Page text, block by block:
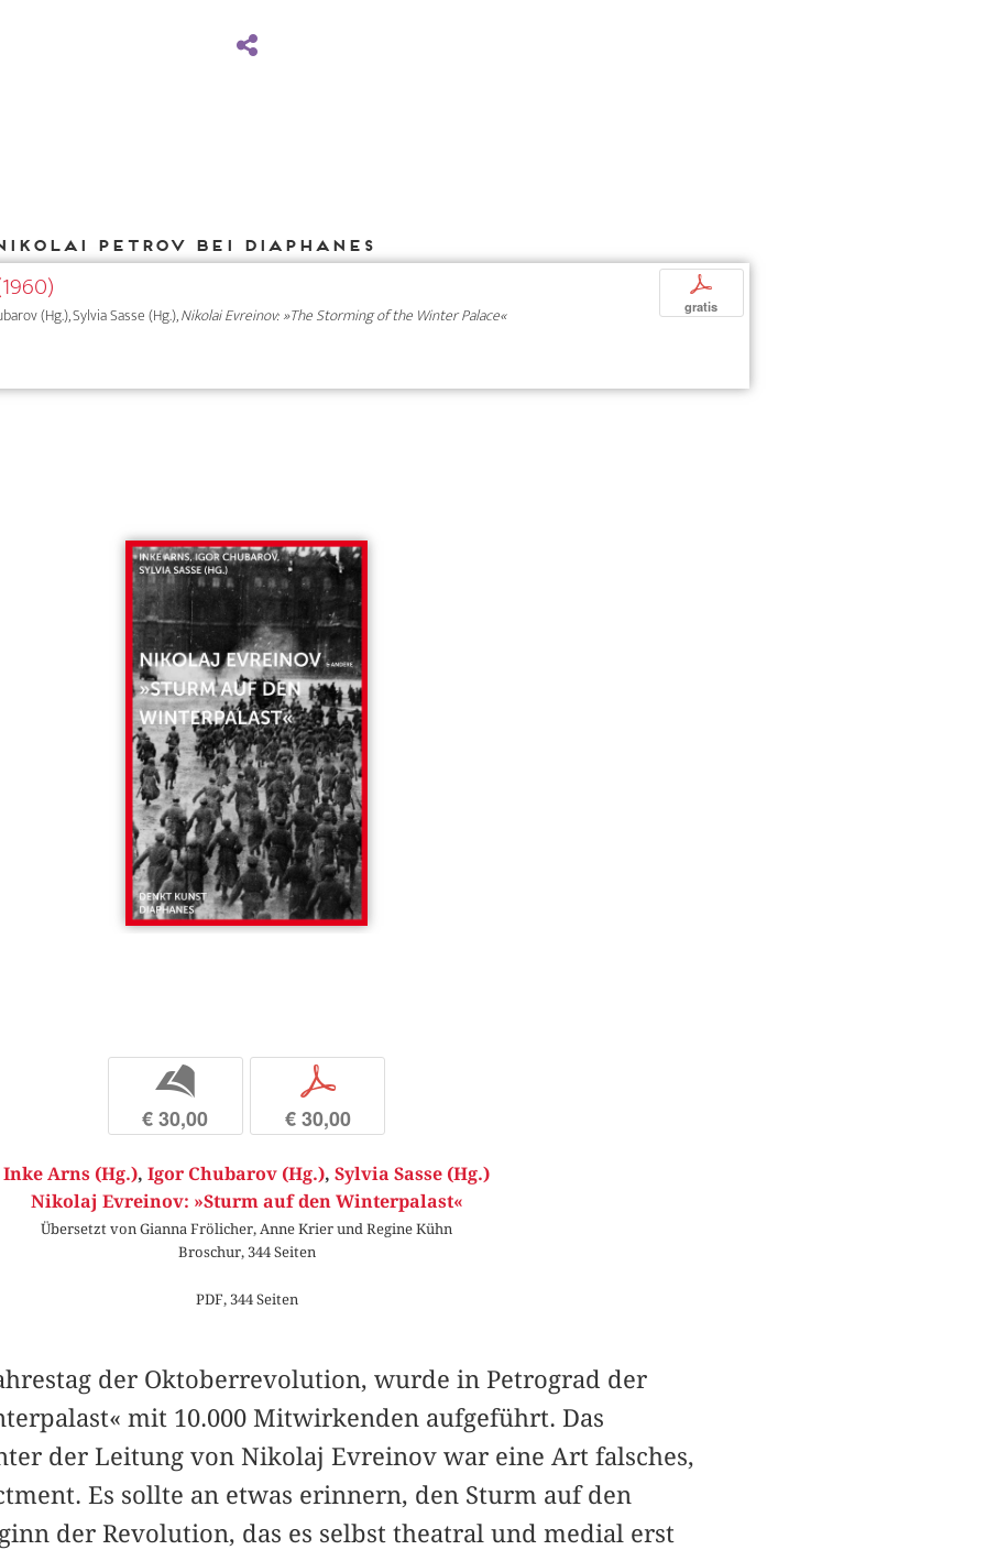
Petrov bei DIAPHANES
(Hg.), Sylvia Sasse (Hg.),Nikolai Evreinov: »The Storming of the Winter Palace«
p
gratis
b
€ 30,00
p
€ 30,00
Inke Arns (Hg.), Igor Chubarov (Hg.), Sylvia Sasse (Hg.)
Nikolaj Evreinov: »Sturm auf den Winterpalast«
Übersetzt von Gianna Frölicher, Anne Krier und Regine Kühn
Broschur, 344 Seiten
PDF, 344 Seiten
der Oktoberrevolution, wurde in Petrograd der
mit 10.000 Mitwirkenden aufgeführt. Das
der Leitung von Nikolaj Evreinov war eine Art falsches,
Es sollte an etwas erinnern, den Sturm auf den
der Revolution, das es selbst theatral und medial erst